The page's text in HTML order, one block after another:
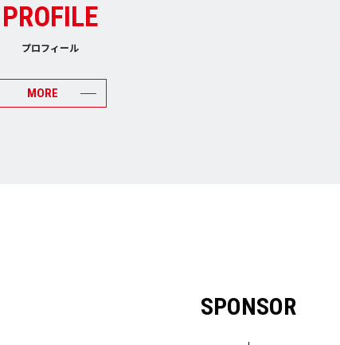
PROFILE
プロフィール
MORE
SPONSOR